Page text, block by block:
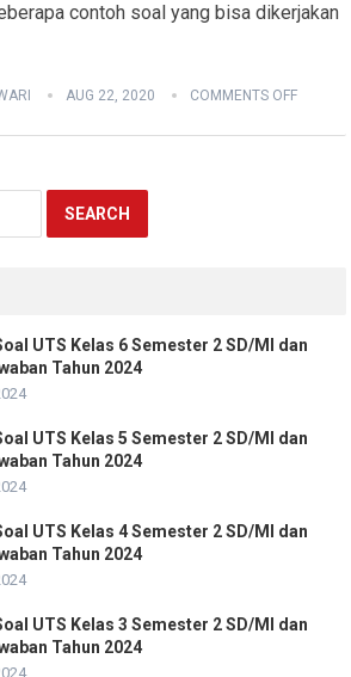
contoh soal yang bisa dikerjakan
AUG 22, 2020 COMMENTS OFF
UTS Kelas 6 Semester 2 SD/MI dan
Tahun 2024
UTS Kelas 5 Semester 2 SD/MI dan
Tahun 2024
UTS Kelas 4 Semester 2 SD/MI dan
Tahun 2024
UTS Kelas 3 Semester 2 SD/MI dan
Tahun 2024